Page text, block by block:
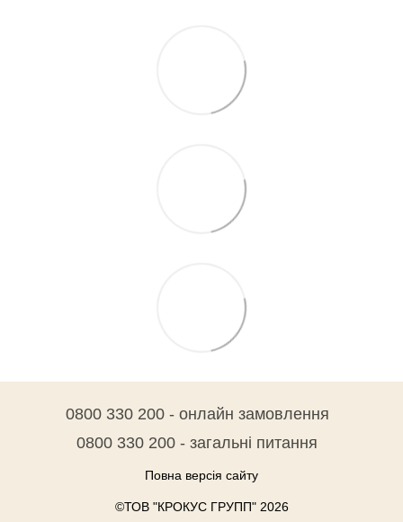
0800 330 200 - онлайн замовлення
0800 330 200 - загальні питання
Повна версія сайту
©ТОВ "КРОКУС ГРУПП" 2026